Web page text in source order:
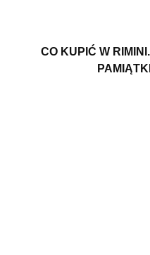
CO KUPIĆ W